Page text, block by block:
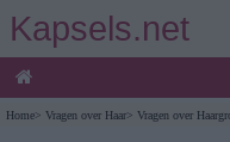
Kapsels.net
Home> Vragen over Haar> Vragen over